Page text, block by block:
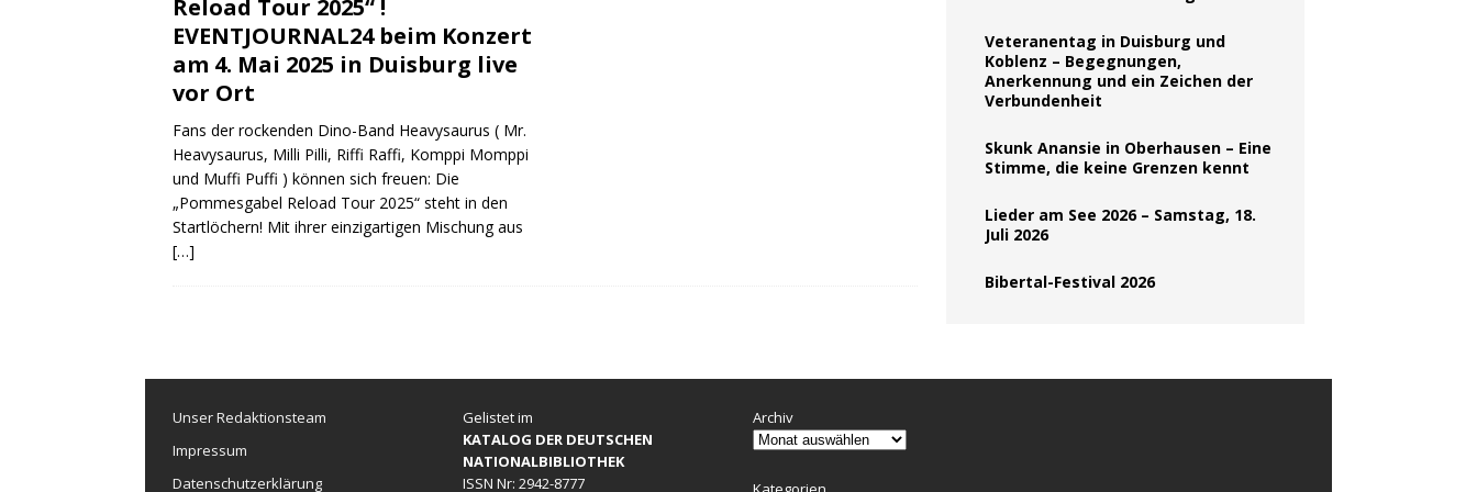
Reload Tour 2025“ !
EVENTJOURNAL24 beim Konzert
am 4. Mai 2025 in Duisburg live
vor Ort
Fans der rockenden Dino-Band Heavysaurus ( Mr.
Heavysaurus, Milli Pilli, Riffi Raffi, Komppi Momppi
und Muffi Puffi ) können sich freuen: Die
„Pommesgabel Reload Tour 2025“ steht in den
Startlöchern! Mit ihrer einzigartigen Mischung aus
[…]
Veteranentag in Duisburg und
Koblenz – Begegnungen,
Anerkennung und ein Zeichen der
Verbundenheit
Skunk Anansie in Oberhausen – Eine
Stimme, die keine Grenzen kennt
Lieder am See 2026 – Samstag, 18.
Juli 2026
Bibertal-Festival 2026
Unser Redaktionsteam
Impressum
Datenschutzerklärung
Gelistet im
KATALOG DER DEUTSCHEN
NATIONALBIBLIOTHEK
ISSN Nr: 2942-8777
Archiv